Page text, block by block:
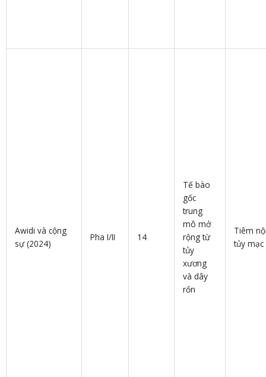
Awidi và cộng
sự (2024)
Pha I/II 14
Tế bào
gốc
trung
mô mở
rộng từ
tủy
xương
và dây
rốn
Tiêm
tủy mạc